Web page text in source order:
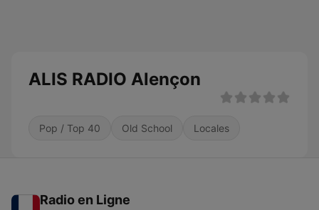
ALIS RADIO Alençon
Pop / Top 40 Old School Locales
Radio en Ligne